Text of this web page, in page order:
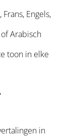
Engels,
Arabisch
toon in elke
in